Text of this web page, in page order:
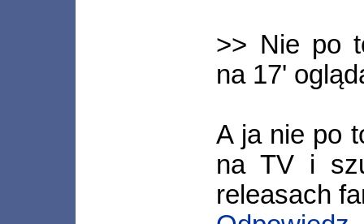
>> Nie po
na 17'
A ja nie po
na TV i
releasach